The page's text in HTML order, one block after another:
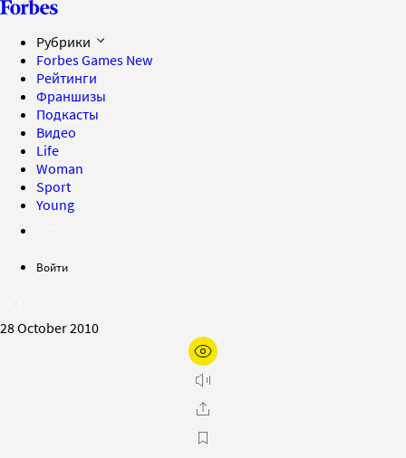
Рубрики
Forbes Games New
Рейтинги
Франшизы
Подкасты
Видео
Life
Woman
Sport
Young
Войти
28 October 2010